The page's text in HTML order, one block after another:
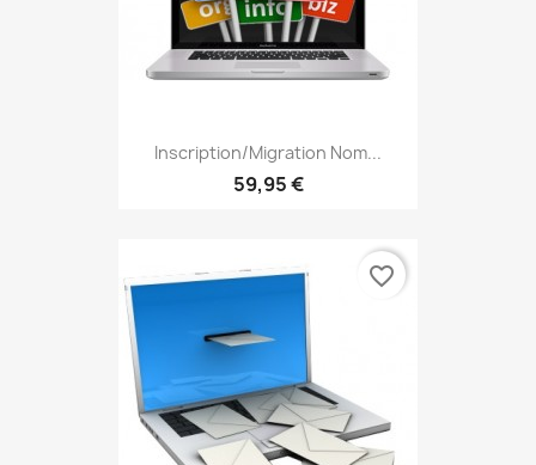
Inscription/Migration Nom...
59,95 €
favorite_border